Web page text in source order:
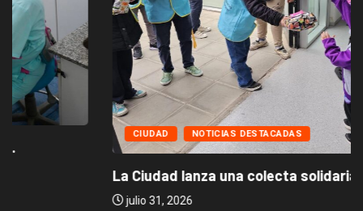
NOTICIAS DESTACADAS
La Ciudad lanza una colecta solidaria de...